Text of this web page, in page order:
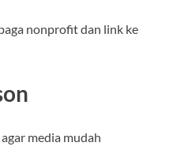
nonprofit dan link ke
media mudah